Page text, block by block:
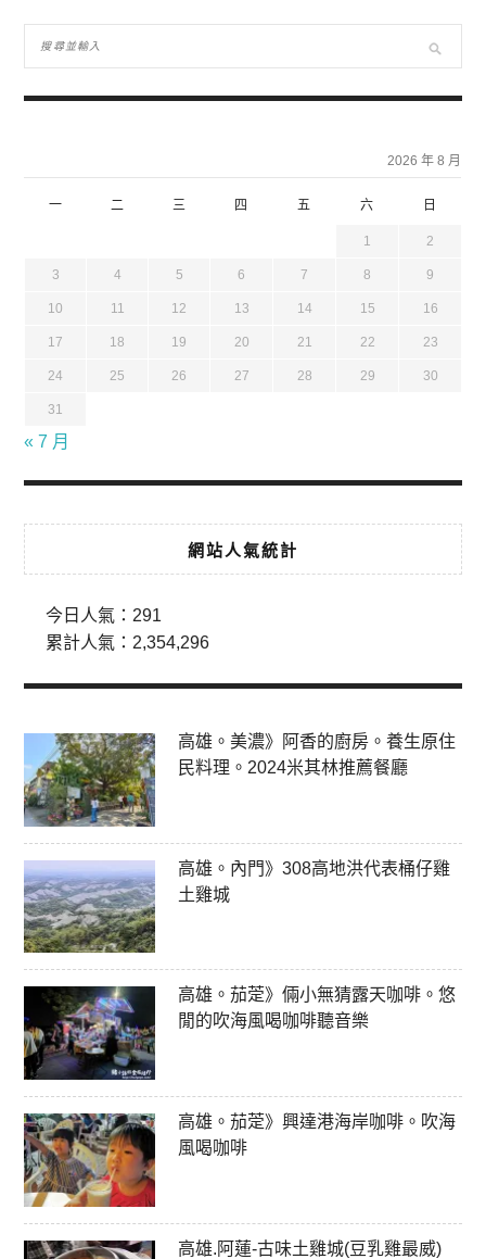
2026 年 8 月
一 二 三 四 五 六 日
1 2
3 4 5 6 7 8 9
10 11 12 13 14 15 16
17 18 19 20 21 22 23
24 25 26 27 28 29 30
31
« 7 月
網站人氣統計
今日人氣： 291
累計人氣： 2,354,296
高雄。美濃》阿香的廚房。養生原住
民料理。2024米其林推薦餐廳
高雄。內門》308高地洪代表桶仔雞
土雞城
高雄。茄萣》倆小無猜露天咖啡。悠
閒的吹海風喝咖啡聽音樂
高雄。茄萣》興達港海岸咖啡。吹海
風喝咖啡
高雄.阿蓮-古味土雞城(豆乳雞最威)